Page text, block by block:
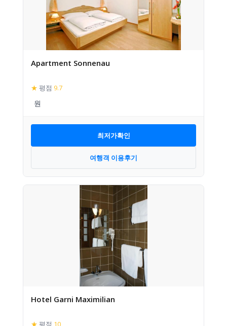
Apartment Sonnenau
★ 평점 9.7
최저가확인
여행객 이용후기
Hotel Garni Maximilian
★ 평점 10